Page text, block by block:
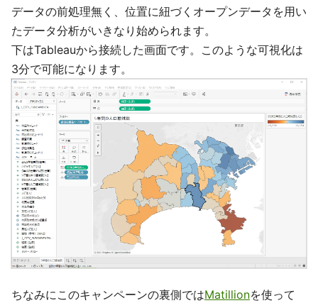
データの前処理無く、位置に紐づくオープンデータを用い
たデータ分析がいきなり始められます。
下はTableauから接続した画面です。このような可視化は
3分で可能になります。
ちなみにこのキャンペーンの裏側ではMatillionを使って